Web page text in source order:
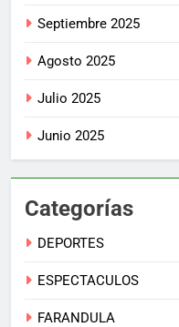
Septiembre 2025
Agosto 2025
Julio 2025
Junio 2025
Categorías
DEPORTES
ESPECTACULOS
FARANDULA